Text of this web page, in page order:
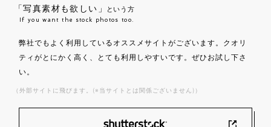
「写真素材も欲しい」 という方
If you want the stock photos too.
弊社でもよく利用しているオススメサイトがございます。クオリ
ティがとにかく高く、とても利用しやすいです。ぜひお試し下さ
い。
（外部サイトに飛びます。(※当サイトとは関係ございません)）